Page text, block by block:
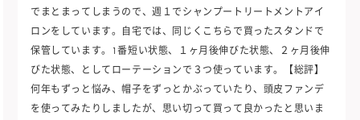
でまとまってしまうので、週１でシャンプートリートメントアイ
ロンをしています。自宅では、同じくこちらで買ったスタンドで
保管しています。1番短い状態、１ヶ月後伸びた状態、２ヶ月後伸
びた状態、としてローテーションで３つ使っています。【総評】
何年もずっと悩み、帽子をずっとかぶっていたり、頭皮ファンデ
を使ってみたりしましたが、思い切って買って良かったと思いま